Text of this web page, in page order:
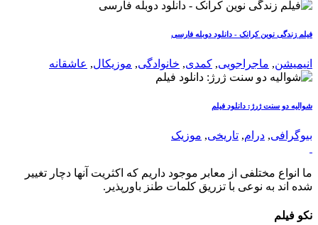
فیلم زندگی نوین کرانک - دانلود دوبله فارسی
انیمیشن, ماجراجویی, کمدی, خانوادگی, موزیکال, عاشقانه
شوالیه دو سنت ژرژ: دانلود فیلم
بیوگرافی, درام, تاریخی, موزیک
ما انواع مختلفی از معابر موجود داریم که اکثریت آنها دچار تغییر
شده اند به نوعی با تزریق کلمات طنز باورپذیر.
نکو فیلم